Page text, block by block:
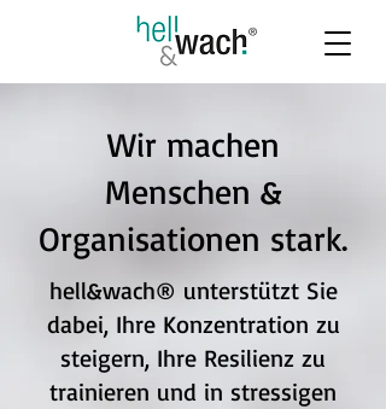
Wir machen
Menschen &
Organisationen stark.
hell&wach® unterstützt Sie
dabei, Ihre Konzentration zu
steigern, Ihre Resilienz zu
trainieren und in stressigen